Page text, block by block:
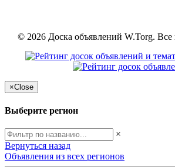
© 2026 Доска объявлений W.Torg.
×Close
Выберите регион
×
Вернуться назад
Объявления из всех регионов